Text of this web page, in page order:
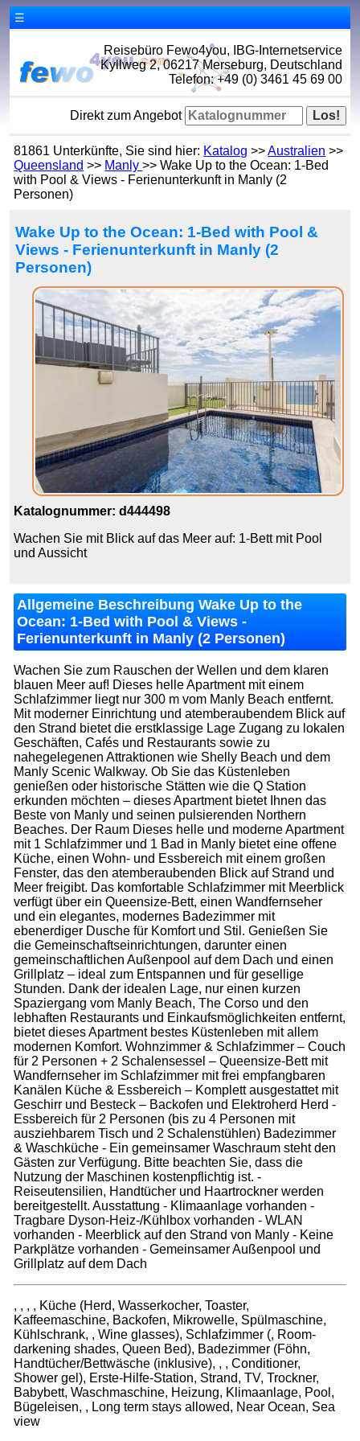
☰
Reisebüro Fewo4you, IBG-Internetservice
Kyllweg 2, 06217 Merseburg, Deutschland
Telefon: +49 (0) 3461 45 69 00
Direkt zum Angebot
81861 Unterkünfte, Sie sind hier: Katalog >>Australien >>
Queensland >> Manly>> Wake Up to the Ocean: 1-Bed
with Pool & Views - Ferienunterkunft in Manly (2
Personen)
Wake Up to the Ocean: 1-Bed with Pool &
Views - Ferienunterkunft in Manly (2
Personen)
Katalognummer: d444498
Wachen Sie mit Blick auf das Meer auf: 1-Bett mit Pool
und Aussicht
Allgemeine Beschreibung Wake Up to the
Ocean: 1-Bed with Pool & Views -
Ferienunterkunft in Manly (2 Personen)
Wachen Sie zum Rauschen der Wellen und dem klaren
blauen Meer auf! Dieses helle Apartment mit einem
Schlafzimmer liegt nur 300 m vom Manly Beach entfernt.
Mit moderner Einrichtung und atemberaubendem Blick auf
den Strand bietet die erstklassige Lage Zugang zu lokalen
Geschäften, Cafés und Restaurants sowie zu
nahegelegenen Attraktionen wie Shelly Beach und dem
Manly Scenic Walkway. Ob Sie das Küstenleben
genießen oder historische Stätten wie die Q Station
erkunden möchten – dieses Apartment bietet Ihnen das
Beste von Manly und seinen pulsierenden Northern
Beaches. Der Raum Dieses helle und moderne Apartment
mit 1 Schlafzimmer und 1 Bad in Manly bietet eine offene
Küche, einen Wohn- und Essbereich mit einem großen
Fenster, das den atemberaubenden Blick auf Strand und
Meer freigibt. Das komfortable Schlafzimmer mit Meerblick
verfügt über ein Queensize-Bett, einen Wandfernseher
und ein elegantes, modernes Badezimmer mit
ebenerdiger Dusche für Komfort und Stil. Genießen Sie
die Gemeinschaftseinrichtungen, darunter einen
gemeinschaftlichen Außenpool auf dem Dach und einen
Grillplatz – ideal zum Entspannen und für gesellige
Stunden. Dank der idealen Lage, nur einen kurzen
Spaziergang vom Manly Beach, The Corso und den
lebhaften Restaurants und Einkaufsmöglichkeiten entfernt,
bietet dieses Apartment bestes Küstenleben mit allem
modernen Komfort. Wohnzimmer & Schlafzimmer – Couch
für 2 Personen + 2 Schalensessel – Queensize-Bett mit
Wandfernseher im Schlafzimmer mit frei empfangbaren
Kanälen Küche & Essbereich – Komplett ausgestattet mit
Geschirr und Besteck – Backofen und Elektroherd Herd -
Essbereich für 2 Personen (bis zu 4 Personen mit
ausziehbarem Tisch und 2 Schalenstühlen) Badezimmer
& Waschküche - Ein gemeinsamer Waschraum steht den
Gästen zur Verfügung. Bitte beachten Sie, dass die
Nutzung der Maschinen kostenpflichtig ist. -
Reiseutensilien, Handtücher und Haartrockner werden
bereitgestellt. Ausstattung - Klimaanlage vorhanden -
Tragbare Dyson-Heiz-/Kühlbox vorhanden - WLAN
vorhanden - Meerblick auf den Strand von Manly - Keine
Parkplätze vorhanden - Gemeinsamer Außenpool und
Grillplatz auf dem Dach
, , , , Küche (Herd, Wasserkocher, Toaster,
Kaffeemaschine, Backofen, Mikrowelle, Spülmaschine,
Kühlschrank, , Wine glasses), Schlafzimmer (, Room-
darkening shades, Queen Bed), Badezimmer (Föhn,
Handtücher/Bettwäsche (inklusive), , , Conditioner,
Shower gel), Erste-Hilfe-Station, Strand, TV, Trockner,
Babybett, Waschmaschine, Heizung, Klimaanlage, Pool,
Bügeleisen, , Long term stays allowed, Near Ocean, Sea
view